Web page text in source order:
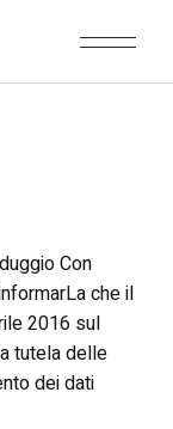
Con
che il
2016 sul
tutela delle
dei dati